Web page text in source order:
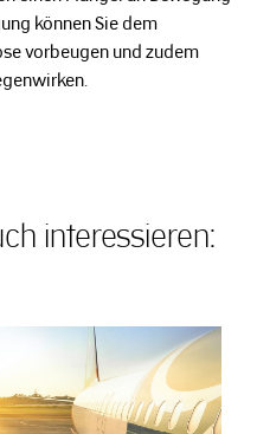
können Sie dem
vorbeugen und zudem
interessieren: